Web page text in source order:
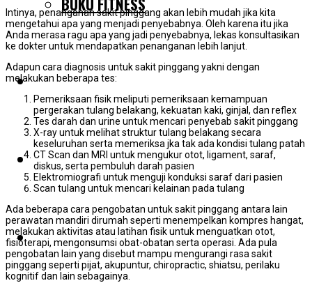
TESTIMONIAL
BLOG
PELUANG KERJASAMA
Intinya, penanganan sakit pinggang akan lebih mudah jika kita
mengetahui apa yang menjadi penyebabnya. Oleh karena itu jika
Anda merasa ragu apa yang jadi penyebabnya, lekas konsultasikan
ke dokter untuk mendapatkan penanganan lebih lanjut.
Adapun cara diagnosis untuk sakit pinggang yakni dengan
melakukan beberapa tes:
Pemeriksaan fisik meliputi pemeriksaan kemampuan
pergerakan tulang belakang, kekuatan kaki, ginjal, dan reflex
Tes darah dan urine untuk mencari penyebab sakit pinggang
X-ray untuk melihat struktur tulang belakang secara
keseluruhan serta memeriksa jka tak ada kondisi tulang patah
CT Scan dan MRI untuk mengukur otot, ligament, saraf,
diskus, serta pembuluh darah pasien
Elektromiografi untuk menguji konduksi saraf dari pasien
Scan tulang untuk mencari kelainan pada tulang
Ada beberapa cara pengobatan untuk sakit pinggang antara lain
perawatan mandiri dirumah seperti menempelkan kompres hangat,
melakukan aktivitas atau latihan fisik untuk menguatkan otot,
fisioterapi, mengonsumsi obat-obatan serta operasi. Ada pula
pengobatan lain yang disebut mampu mengurangi rasa sakit
pinggang seperti pijat, akupuntur, chiropractic, shiatsu, perilaku
kognitif dan lain sebagainya.